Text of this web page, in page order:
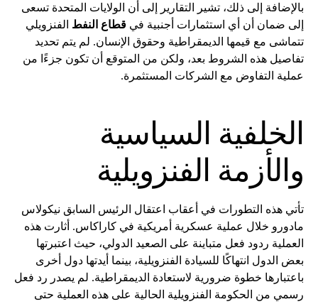
بالإضافة إلى ذلك، تشير التقارير إلى أن الولايات المتحدة تسعى
إلى ضمان أن أي استثمارات أجنبية في قطاع النفط الفنزويلي
تتماشى مع قيمها الديمقراطية وحقوق الإنسان. لم يتم تحديد
تفاصيل هذه الشروط بعد، ولكن من المتوقع أن تكون جزءًا من
عملية التفاوض مع الشركات المستثمرة.
الخلفية السياسية
والأزمة الفنزويلية
تأتي هذه التطورات في أعقاب اعتقال الرئيس السابق نيكولاس
مادورو خلال عملية عسكرية أمريكية في كاراكاس. أثارت هذه
العملية ردود فعل متباينة على الصعيد الدولي، حيث اعتبرتها
بعض الدول انتهاكًا للسيادة الفنزويلية، بينما أيدتها دول أخرى
باعتبارها خطوة ضرورية لاستعادة الديمقراطية. لم يصدر رد فعل
رسمي من الحكومة الفنزويلية الحالية على هذه العملية حتى